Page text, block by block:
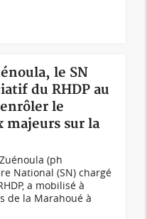
le SN
du RHDP au
le
majeurs sur la
(ph
National (SN) chargé
a mobilisé à
de la Marahoué à